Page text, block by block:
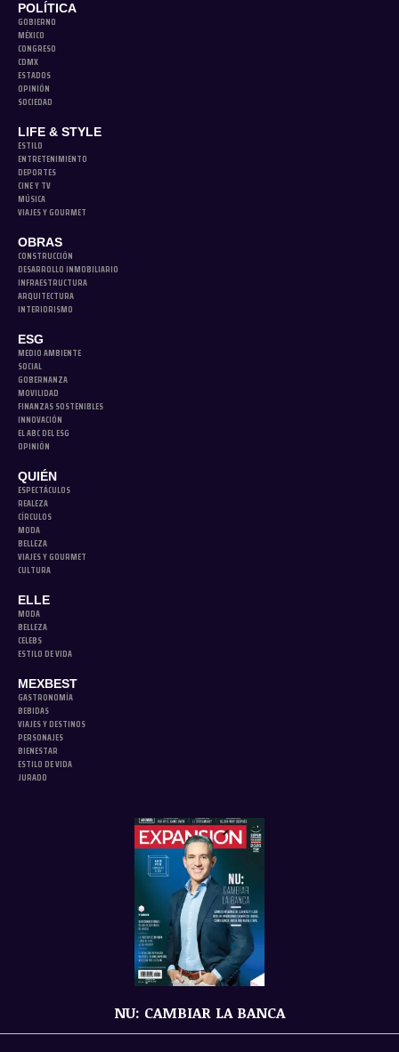
POLÍTICA
GOBIERNO
MÉXICO
CONGRESO
CDMX
ESTADOS
OPINIÓN
SOCIEDAD
LIFE & STYLE
ESTILO
ENTRETENIMIENTO
DEPORTES
CINE Y TV
MÚSICA
VIAJES Y GOURMET
OBRAS
CONSTRUCCIÓN
DESARROLLO INMOBILIARIO
INFRAESTRUCTURA
ARQUITECTURA
INTERIORISMO
ESG
MEDIO AMBIENTE
SOCIAL
GOBERNANZA
MOVILIDAD
FINANZAS SOSTENIBLES
INNOVACIÓN
EL ABC DEL ESG
OPINIÓN
QUIÉN
ESPECTÁCULOS
REALEZA
CÍRCULOS
MODA
BELLEZA
VIAJES Y GOURMET
CULTURA
ELLE
MODA
BELLEZA
CELEBS
ESTILO DE VIDA
MEXBEST
GASTRONOMÍA
BEBIDAS
VIAJES Y DESTINOS
PERSONAJES
BIENESTAR
ESTILO DE VIDA
JURADO
NU: CAMBIAR LA BANCA